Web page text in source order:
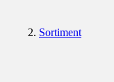
Sortiment